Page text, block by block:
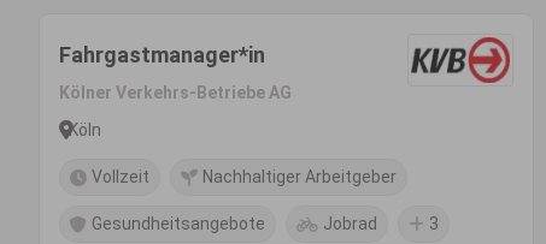
Fahrgastmanager*in
Kölner Verkehrs-Betriebe AG
Köln
Vollzeit Nachhaltiger Arbeitgeber
Gesundheitsangebote Jobrad 3